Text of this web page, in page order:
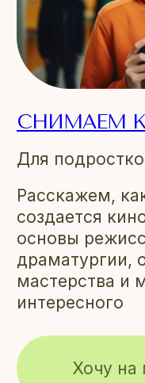
Для
СНИМАЕМ
Расскажем,
создается
основы
драматургии,
мастерства и
интересного
Хочу на